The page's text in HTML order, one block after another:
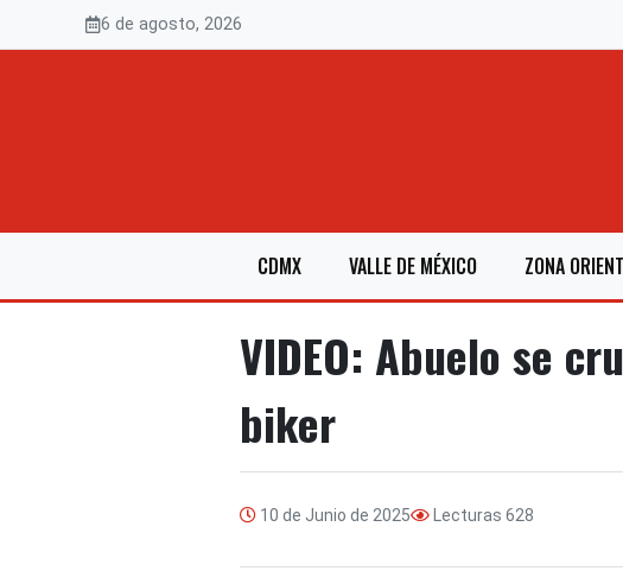
6 de agosto, 2026
CDMX VALLE DE MÉXICO ZONA
VIDEO: Abuelo se
biker
10 de Junio de 2025 Lecturas 628